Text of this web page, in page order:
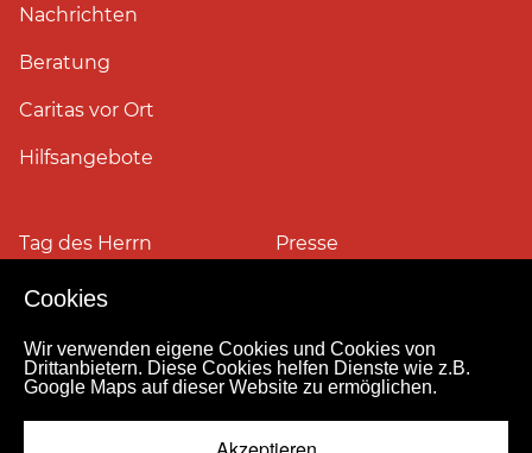
Cookies
Wir verwenden eigene Cookies und Cookies von
Drittanbietern. Diese Cookies helfen Dienste wie z.B.
Google Maps auf dieser Website zu ermöglichen.
Nachrichten
Beratung
Caritas vor Ort
Hilfsangebote
Tag des Herrn Presse
Impressum